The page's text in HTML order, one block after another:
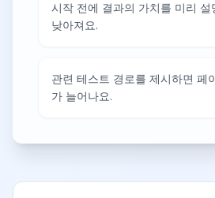
시작 전에 결과의 가치를 미리 설
낮아져요.
관련 테스트 경로를 제시하면 페
가 늘어나요.